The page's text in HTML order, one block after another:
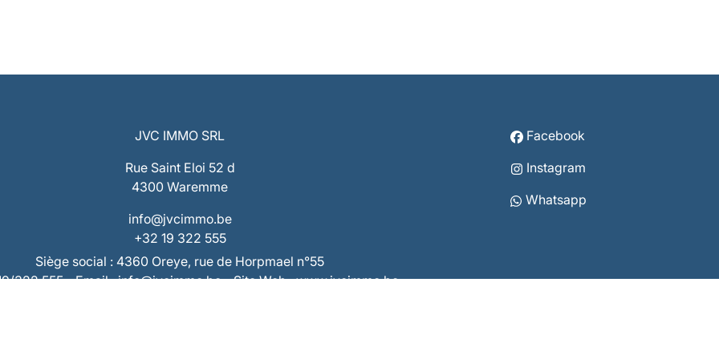
JVC IMMO SRL
Rue Saint Eloi 52 d
4300 Waremme
info@jvcimmo.be
+32 19 322 555
Facebook
Instagram
Whatsapp
Siège social : 4360 Oreye, rue de Horpmael n°55
322 555 - Email : info@jvcimmo.be - Site Web : www.jvcimmo.be